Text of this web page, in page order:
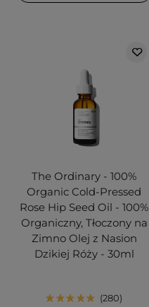
The Ordinary - 100%
Organic Cold-Pressed
Rose Hip Seed Oil - 100%
Organiczny, Tłoczony na
Zimno Olej z Nasion
Dzikiej Róży - 30ml
280